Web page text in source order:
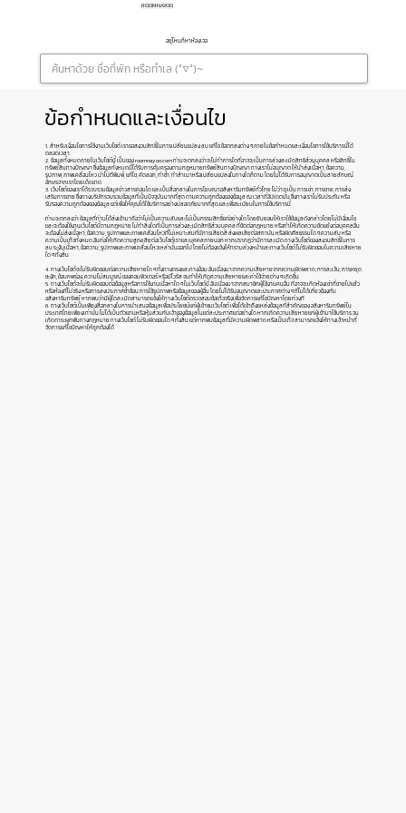
ROOMNAYOO
อยู่ไหนก็หาห้องเจอ
1. สำหรับเงื่อนไขการใช้งานเว็บไซต์ เราขอสงวนสิทธิ์ในการเปลี่ยนแปลง ลบ แก้ไข ข้อตกลงต่าง ๆ ภายในข้อกำหนดและเงื่อนไขการใช้บริการนี้ได้
ตลอดเวลา
2. ข้อมูลทั้งหมดภายในเว็บไซต์นี้ เป็นของ roomnayoo.com ท่านจะตกลงว่าจะไม่ทำการใดที่อาจจะเป็นการล่วงละเมิดสิทธิส่วนบุคคล หรือสิทธิ์ใน
ทรัพย์สินทางปัญญา ซึ่งข้อมูลทั้งหมดนี้ได้รับการคุ้มครองตามกฎหมายทรัพย์สินทางปัญญา ทางเราไม่อนุญาต ให้นำส่งเนื้อหา, ข้อความ,
รูปภาพ, ภาพเคลื่อนไหว นำไปตีพิมพ์, แก้ไข, คัดลอก, ทำซ้ำ, ทำสำเนาหรือเปลี่ยนแปลงในทางใดก็ตาม โดยไม่ได้รับการอนุญาตเป็นลายลักษณ์
อักษรจากเราโดยเด็ดขาด
3. เว็บไซต์ของเราได้รวบรวมข้อมูลข่าวสารคอนโด และเป็นสื่อกลางในการโฆษณาอสังหาริมทรัพย์ทั่วไทย ไม่ว่าจะเป็น การเช่า, การขาย, การส่ง
เสริมการขาย ซึ่งทางบริษัทรวบรวมข้อมูลที่เป็นปัจจุบันมากที่สุด ตามความถูกต้องของข้อมูล ณ เวลาที่อัปเดตนั้น ซึ่งทางเราไม่รับประกัน หรือ
รับรองความถูกต้องของข้อมูล แต่เพื่อให้คุณได้ใช้บริการอย่างปลอดภัยมากที่สุด และเพื่อระเบียบในการใช้บริการนี้
ท่านจะตกลงว่า ข้อมูลที่ท่านได้ส่งเข้ามาถือว่าไม่เป็นความลับและไม่เป็นกรรมสิทธิ์แต่อย่างใด โดยยินยอมให้เราใช้ข้อมูลดังกล่าวโดยไม่มีเงื่อนไข
และจะต้องใช้งานเว็บไซต์นี้ตามกฎหมาย ไม่ทำสิ่งใดที่เป็นการล่วงละเมิดสิทธิส่วนบุคคล ที่ขัดต่อกฎหมาย หรือทำให้เกิดความขัดแย้งต่อบุคคลอื่น
จะต้องไม่ส่งเนื้อหา, ข้อความ, รูปภาพและภาพเคลื่อนไหวที่ไม่เหมาะสมที่มีการเสียดสี ส่งผลเสียต่อสถาบัน หรือผิดศีลธรรมใด ๆ ความลับ หรือ
ความเป็นเท็จทั้งหมด อันก่อให้เกิดความสูญเสียต่อเว็บไซต์เราและบุคคลภายนอก หากปรากฏว่ามีการละเมิด ทางเว็บไซต์ของสงวนสิทธิ์ในการ
ลบ ระงับเนื้อหา, ข้อความ, รูปภาพและภาพเคลื่อนไหวเหล่านั้นออกไป โดยไม่ต้องแจ้งให้ทราบล่วงหน้าและทางเว็บไซต์ ไม่รับผิดชอบในความเสียหาย
ใด ๆ ทั้งสิ้น
4. ทางเว็บไซต์จะไม่รับผิดชอบต่อความเสียหายใด ๆ ทั้งทางตรงและทางอ้อม อันเนื่องมาจากความเสียหายจากความผิดพลาด, การละเว้น, การหยุด
ชะงัก, ข้อบกพร่อง, ความไม่สมบูรณ์ ของคอมพิวเตอร์ หรือมีไวรัส จนทำให้เกิดความเสียหายและค่าใช้จ่ายต่าง ๆ เกิดขึ้น
5. ทางเว็บไซต์จะไม่รับผิดชอบต่อข้อมูลหรือการใช้งานเนื้อหาใด ๆ ในเว็บไซต์นี้ อันเนื่องมาจากสมาชิกผู้ใช้งานคนอื่น ที่อาจจะเกิดห้องเช่าที่ขายไปแล้ว
หรือห้องที่ไม่จริง หรือการลงประกาศซ้ำซ้อน การใช้รูปภาพหรือข้อมูลของผู้อื่น โดยไม่ได้รับอนุญาตและประกาศต่าง ๆ ที่ไม่ได้เกี่ยวข้องกับ
อสังหาริมทรัพย์ หากพบว่ามีผู้ใดละเมิดสามารถแจ้งให้ทางเว็บไซต์ตรวจสอบข้อเท็จจริงเพื่อจัดการแก้ไขปัญหาโดยท่วงที
6. ทางเว็บไซต์เป็นเพียงสื่อกลางในการนำเสนอข้อมูลเพื่อประโยชน์แก่ผู้เข้าชมเว็บไซต์ เพื่อได้เข้าถึงแหล่งข้อมูลที่สำคัญของ อสังหาริมทรัพย์ใน
ประเทศไทยเพียงเท่านั้น ไม่ได้เป็นตัวแทนหรือหุ้นส่วนกับเจ้าของข้อมูลในแต่ละประกาศแต่อย่างใด หากเกิดความเสียหายแก่ผู้เข้ามาใช้บริการ จน
เกิดภาระผูกพันทางกฎหมาย ทางเว็บไซต์ ไม่รับผิดชอบใด ๆ ทั้งสิ้น แต่หากพบข้อมูลที่มีความผิดพลาด หรือเป็นเท็จ สามารถแจ้งให้ทางเจ้าหน้าที่
จัดการแก้ไขปัญหาให้ถูกต้องได้
ข้อกำหนดและเงื่อนไข